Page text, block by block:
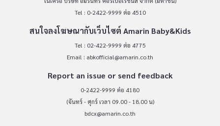
Tel : 0-2422-9999 ต่อ 4510
สนใจลงโฆษณากับเว็บไซต์ Amarin Baby&Kids
Tel : 02-422-9999 ต่อ 4775
Email : abkofficial@amarin.co.th
Report an issue or send feedback
0-2422-9999 ต่อ 4180
(จันทร์ - ศุกร์ เวลา 09.00 - 18.00 น)
bdcx@amarin.co.th